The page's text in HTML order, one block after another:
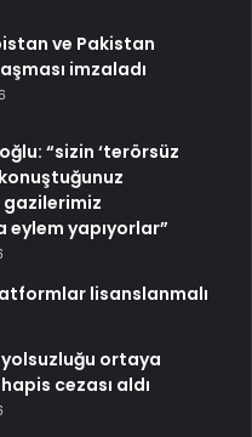
ve Pakistan
imzaladı
“sizin ‘terörsüz
eylem yapıyorlar”
lisanslanmalı
yolsuzluğu ortaya
hapis cezası aldı